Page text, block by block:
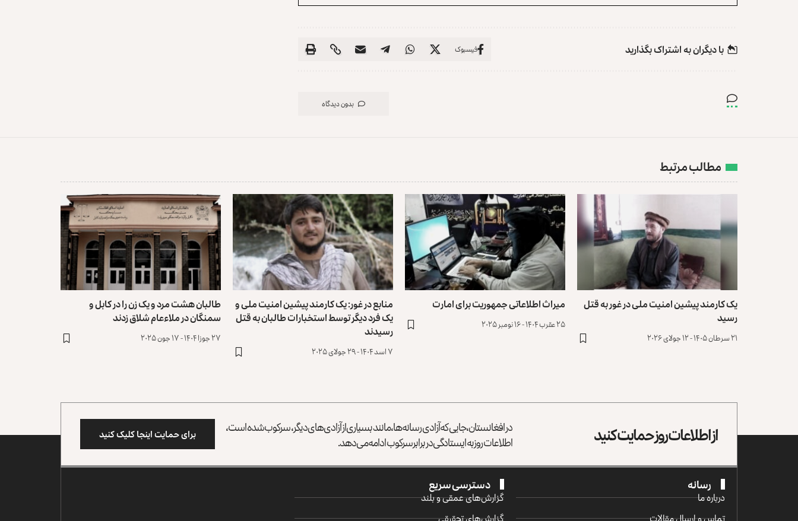
با دیگران به‌‌ اشتراک بگذارید فیسبوک
بدون دیدگاه
مطالب مرتبط
یک کارمند پیشین امنیت ملی در غور به قتل
رسید
۲۱ سرطان ۱۴۰۵ - ۱۲ جولای ۲۰۲۶
میراث اطلاعاتی جمهوریت برای امارت
۲۵ عقرب ۱۴۰۴ - ۱۶ نومبر ۲۰۲۵
منابع در غور: یک کارمند پیشین امنیت ملی و
یک فرد دیگر توسط ‏استخبارات طالبان به قتل
رسیدند
۷ اسد ۱۴۰۴ - ۲۹ جولای ۲۰۲۵
طالبان هشت مرد و یک زن را در کابل و
سمنگان در ملاءعام شلاق زدند
۲۷ جوزا ۱۴۰۴ - ۱۷ جون ۲۰۲۵
از اطلاعات روز حمایت کنید در افغانستان، جایی که آزادی رسانه‌ها، مانند بسیاری از آزادی‌های دیگر، سرکوب شده است،
اطلاعات روز به ایستادگی در برابر سرکوب ادامه می‌دهد. برای حمایت اینجا کلیک کنید
رسانه
درباره ما
دسترسی سریع
گزارش‌‌های عمقی و بلند